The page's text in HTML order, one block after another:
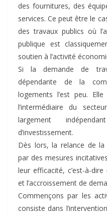
des fournitures, des
services. Ce peut être le
des travaux publics où
publique est
soutien à l’activité
Si la demande de
dépendante de la
logements l’est peu.
l’intermédiaire du
largement
d’investissement.
Dès lors, la relance de
par des mesures
leur efficacité, c’est-à-
et l’accroissement de
Commençons par les
consiste dans